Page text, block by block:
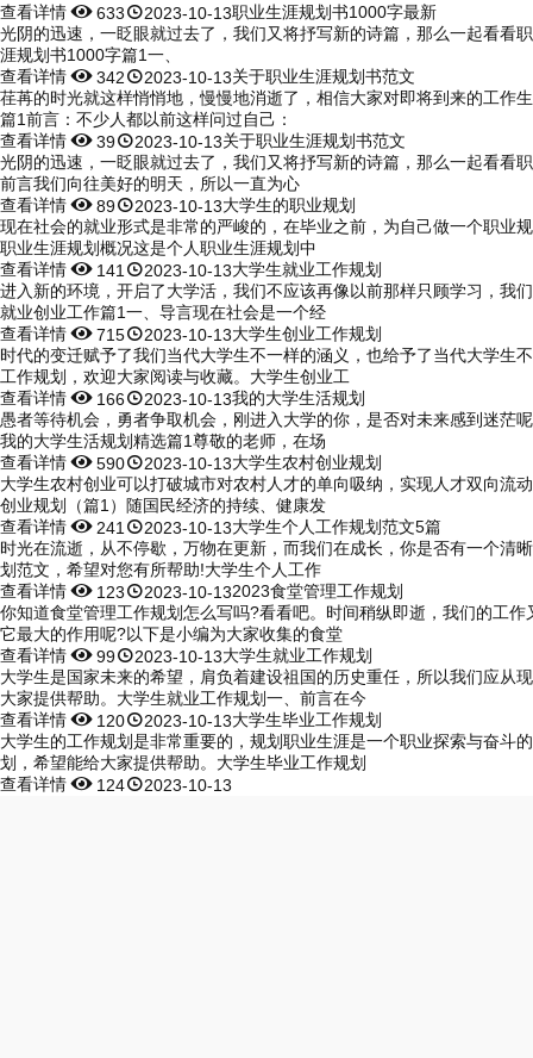
查看详情6332023-10-13职业生涯规划书1000字最新
光阴的迅速，一眨眼就过去了，我们又将抒写新的诗篇，那么一起看
涯规划书1000字篇1一、
查看详情3422023-10-13关于职业生涯规划书范文
荏苒的时光就这样悄悄地，慢慢地消逝了，相信大家对即将到来的工作
篇1前言：不少人都以前这样问过自己：
查看详情392023-10-13关于职业生涯规划书范文
光阴的迅速，一眨眼就过去了，我们又将抒写新的诗篇，那么一起看看
前言我们向往美好的明天，所以一直为心
查看详情892023-10-13大学生的职业规划
现在社会的就业形式是非常的严峻的，在毕业之前，为自己做一个职业
职业生涯规划概况这是个人职业生涯规划中
查看详情 141 2023-10-13大学生就业工作规划
进入新的环境，开启了大学活，我们不应该再像以前那样只顾学习，我
就业创业工作篇1一、导言现在社会是一个经
查看详情7152023-10-13大学生创业工作规划
时代的变迁赋予了我们当代大学生不一样的涵义，也给予了当代大学生
工作规划，欢迎大家阅读与收藏。大学生创业工
查看详情 1662023-10-13我的大学生活规划
愚者等待机会，勇者争取机会，刚进入大学的你，是否对未来感到迷茫
我的大学生活规划精选篇1尊敬的老师，在场
查看详情5902023-10-13大学生农村创业规划
大学生农村创业可以打破城市对农村人才的单向吸纳，实现人才双向流
创业规划（篇1）随国民经济的持续、健康发
查看详情 241 2023-10-13大学生个人工作规划范文5篇
时光在流逝，从不停歇，万物在更新，而我们在成长，你是否有一个清
划范文，希望对您有所帮助!大学生个人工作
查看详情 1232023-10-132023食堂管理工作规划
你知道食堂管理工作规划怎么写吗?看看吧。时间稍纵即逝，我们的工
它最大的作用呢?以下是小编为大家收集的食堂
查看详情992023-10-13大学生就业工作规划
大学生是国家未来的希望，肩负着建设祖国的历史重任，所以我们应从
大家提供帮助。大学生就业工作规划一、前言在今
查看详情 1202023-10-13大学生毕业工作规划
大学生的工作规划是非常重要的，规划职业生涯是一个职业探索与奋斗
划，希望能给大家提供帮助。大学生毕业工作规划
查看详情 1242023-10-13